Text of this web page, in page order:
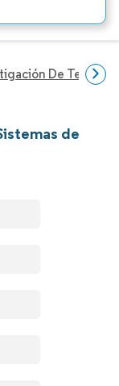
De
de